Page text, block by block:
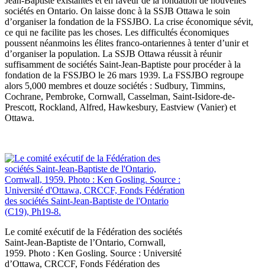
sociétés en Ontario. On laisse donc à la SSJB Ottawa le soin
d’organiser la fondation de la FSSJBO. La crise économique sévit,
ce qui ne facilite pas les choses. Les difficultés économiques
poussent néanmoins les élites franco-ontariennes à tenter d’unir et
d’organiser la population. La SSJB Ottawa réussit à réunir
suffisamment de sociétés Saint-Jean-Baptiste pour procéder à la
fondation de la FSSJBO le 26 mars 1939. La FSSJBO regroupe
alors 5,000 membres et douze sociétés : Sudbury, Timmins,
Cochrane, Pembroke, Cornwall, Casselman, Saint-Isidore-de-
Prescott, Rockland, Alfred, Hawkesbury, Eastview (Vanier) et
Ottawa.
Le comité exécutif de la Fédération des sociétés
Saint-Jean-Baptiste de l’Ontario, Cornwall,
1959. Photo : Ken Gosling. Source : Université
d’Ottawa, CRCCF, Fonds Fédération des